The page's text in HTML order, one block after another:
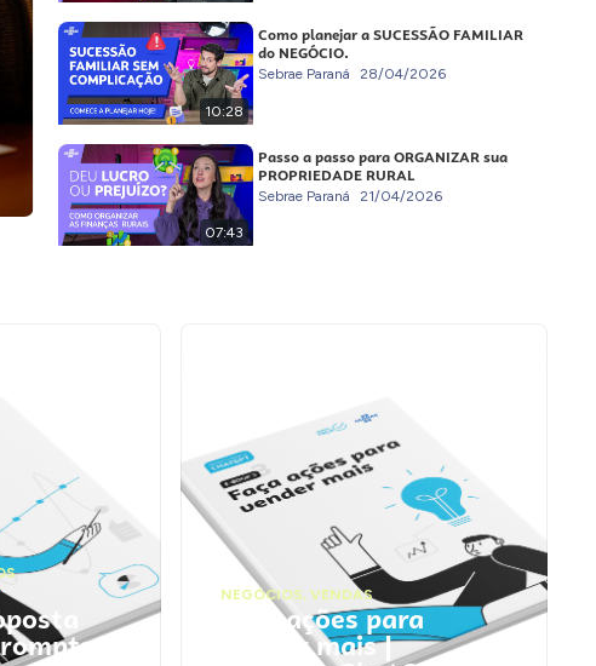
10:28
Como planejar a SUCESSÃO FAMILIAR
do NEGÓCIO.
Sebrae Paraná 28/04/2026
07:43
Passo a passo para ORGANIZAR sua
PROPRIEDADE RURAL
Sebrae Paraná 21/04/2026
NEGÓCIOS, VENDAS
Faça ações para
vender mais |